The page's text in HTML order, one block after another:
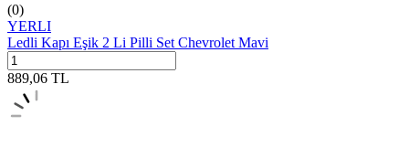
(0)
YERLI
Ledli Kapı Eşik 2 Li Pilli Set Chevrolet Mavi
889,06 TL